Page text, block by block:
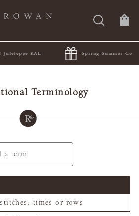
Spring Summer Collections
Terminology
times or rows